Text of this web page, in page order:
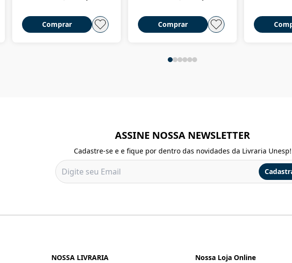
Comprar Comprar
ASSINE NOSSA NEWSLETTER
Cadastre-se e e fique por dentro das novidades da Livraria Unesp!
NOSSA LIVRARIA Nossa Loja Online